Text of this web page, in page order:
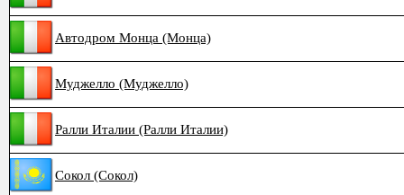
Автодром Монца (Монца)
Муджелло (Муджелло)
Ралли Италии (Ралли Италии)
Сокол (Сокол)